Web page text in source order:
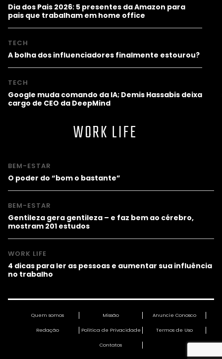
Dia dos Pais 2026: 5 presentes da Amazon para
pais que trabalham em home office
TECH
A bolha dos influenciadores finalmente estourou?
TECH
Google muda comando da IA; Demis Hassabis deixa
cargo de CEO da DeepMind
WORK LIFE
BEM-ESTAR
O poder do “bom o bastante”
BEM-ESTAR
Gentileza gera gentileza – e faz bem ao cérebro,
mostram 201 estudos
WORK LIFE
4 dicas para ler as pessoas e aumentar sua influência
no trabalho
Quem somos Missão Anuncie Conosco
Redação Política de Privacidade Termos de Uso
Contatos